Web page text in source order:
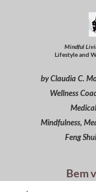
Mindful
Lifestyle and
by Claudia C.
Wellness
Mindfulness,
Feng
Bem